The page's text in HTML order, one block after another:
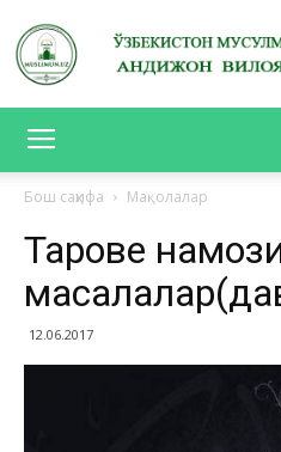
Бош саҳифа Мақолалар
Таровеҳ
12.06.2017